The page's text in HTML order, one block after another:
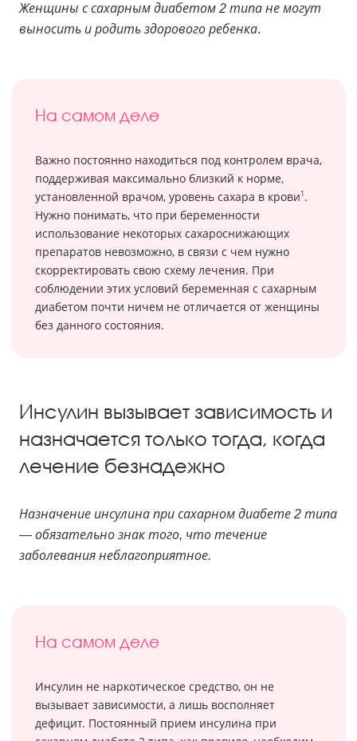
Женщины с сахарным диабетом 2 типа не могут
выносить и родить здорового ребенка.
На самом деле
Важно постоянно находиться под контролем врача,
поддерживая максимально близкий к норме,
установленной врачом, уровень сахара в крови1.
Нужно понимать, что при беременности
использование некоторых сахароснижающих
препаратов невозможно, в связи с чем нужно
скорректировать свою схему лечения. При
соблюдении этих условий беременная с сахарным
диабетом почти ничем не отличается от женщины
без данного состояния.
Инсулин вызывает зависимость и
назначается только тогда, когда
лечение безнадежно
Назначение инсулина при сахарном диабете 2 типа
— обязательно знак того, что течение
заболевания неблагоприятное.
На самом деле
Инсулин не наркотическое средство, он не
вызывает зависимости, а лишь восполняет
дефицит. Постоянный прием инсулина при